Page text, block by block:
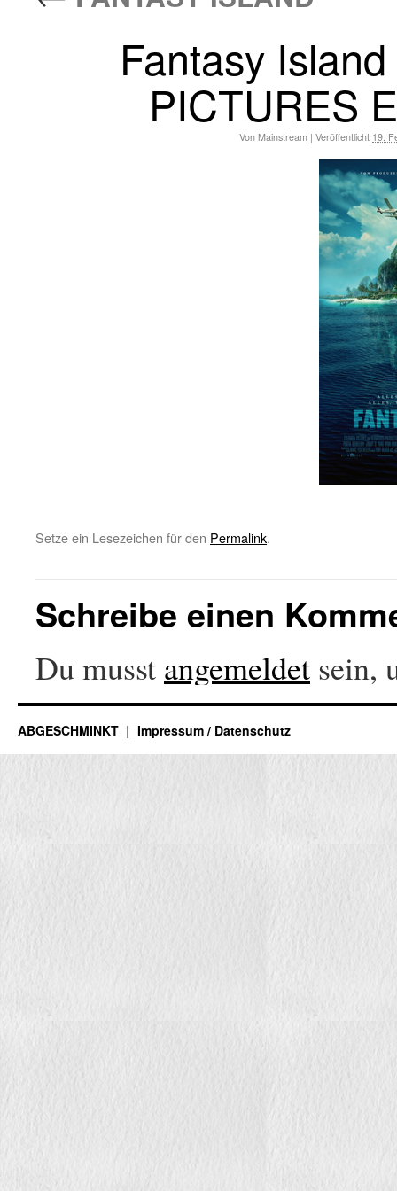
Fantasy
PICTURES
Von Mainstream | Veröffentlicht 19.
Setze ein Lesezeichen für den Permalink.
Schreibe einen
Du musst angemeldet sein,
ABGESCHMINKT Impressum / Datenschutz